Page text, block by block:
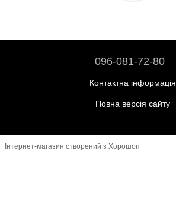
096-081-72-80
Контактна інформація
Повна версія сайту
Інтернет-магазин створений з Хорошоп